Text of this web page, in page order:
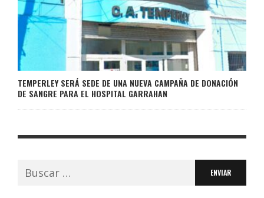
TEMPERLEY SERÁ SEDE DE UNA NUEVA CAMPAÑA DE DONACIÓN
DE SANGRE PARA EL HOSPITAL GARRAHAN
Buscar: